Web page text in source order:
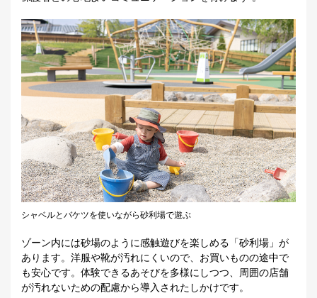
シャベルとバケツを使いながら砂利場で遊ぶ
ゾーン内には砂場のように感触遊びを楽しめる「砂利場」が
あります。洋服や靴が汚れにくいので、お買いものの途中で
も安心です。体験できるあそびを多様にしつつ、周囲の店舗
が汚れないための配慮から導入されたしかけです。